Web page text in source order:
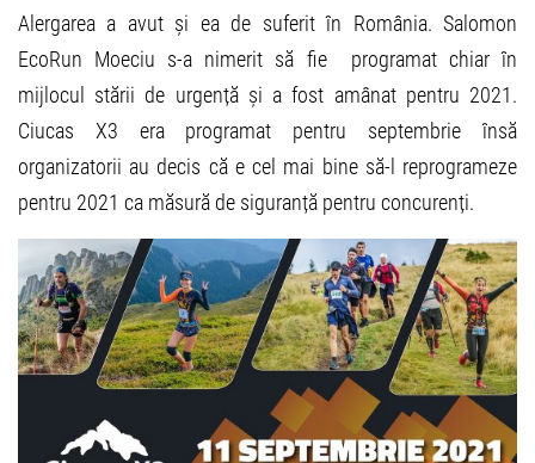
Alergarea a avut și ea de suferit în România. Salomon
EcoRun Moeciu s-a nimerit să fie programat chiar în
mijlocul stării de urgență și a fost amânat pentru 2021.
Ciucas X3 era programat pentru septembrie însă
organizatorii au decis că e cel mai bine să-l reprogrameze
pentru 2021 ca măsură de siguranță pentru concurenți.